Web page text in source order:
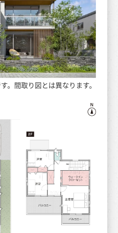
。間取り図とは異なります。